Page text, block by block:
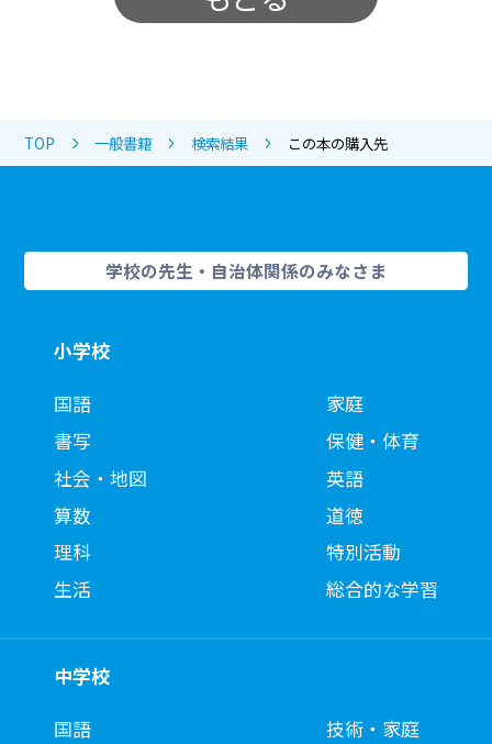
TOP 一般書籍 検索結果 この本の購入先
学校の先生・自治体関係のみなさま
小学校
国語
書写
社会・地図
算数
理科
生活
家庭
保健・体育
英語
道徳
特別活動
総合的な学習
中学校
国語
技術・家庭